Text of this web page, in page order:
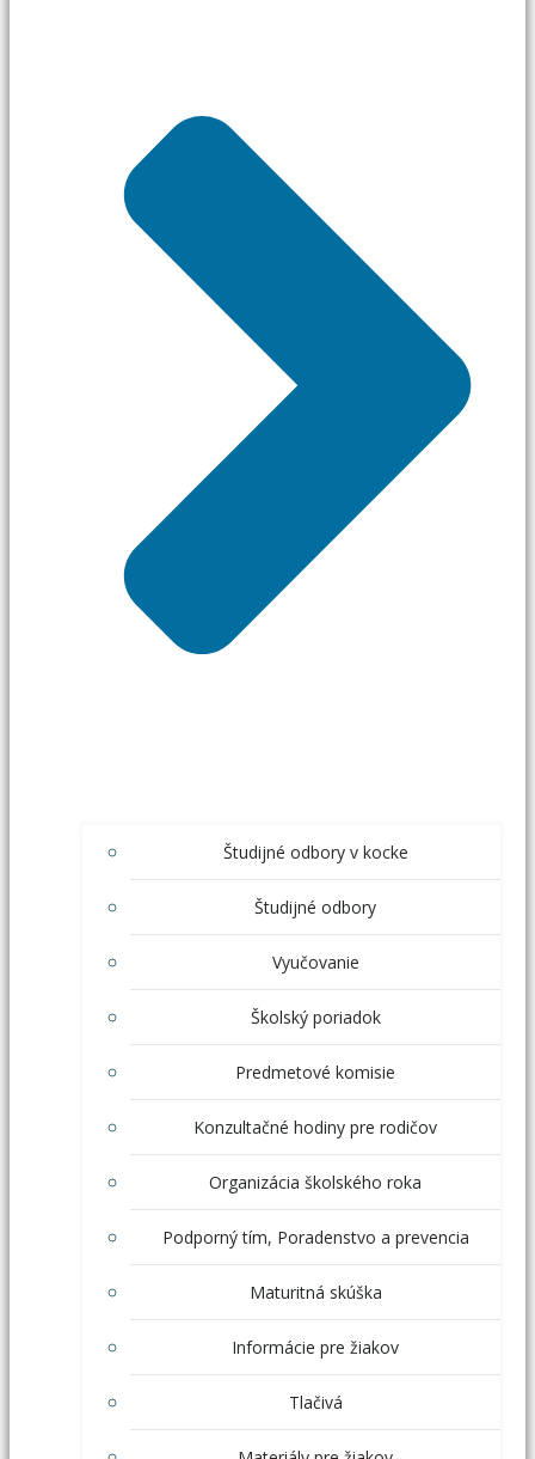
Študijné odbory v kocke
Študijné odbory
Vyučovanie
Školský poriadok
Predmetové komisie
Konzultačné hodiny pre rodičov
Organizácia školského roka
Podporný tím, Poradenstvo a prevencia
Maturitná skúška
Informácie pre žiakov
Tlačivá